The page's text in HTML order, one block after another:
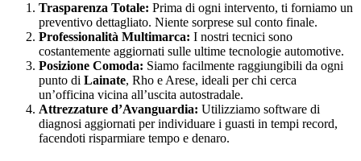
Trasparenza Totale: Prima di ogni intervento, ti forniamo un
preventivo dettagliato. Niente sorprese sul conto finale.
Professionalità Multimarca: I nostri tecnici sono
costantemente aggiornati sulle ultime tecnologie automotive.
Posizione Comoda: Siamo facilmente raggiungibili da ogni
punto di Lainate, Rho e Arese, ideali per chi cerca
un’officina vicina all’uscita autostradale.
Attrezzature d’Avanguardia: Utilizziamo software di
diagnosi aggiornati per individuare i guasti in tempi record,
facendoti risparmiare tempo e denaro.